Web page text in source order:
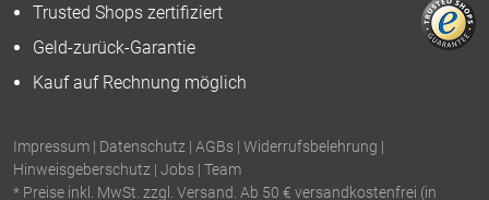
Trusted Shops zertifiziert
Geld-zurück-Garantie
Kauf auf Rechnung möglich
Impressum | Datenschutz | AGBs | Widerrufsbelehrung |
Hinweisgeberschutz | Jobs | Team
* Preise inkl. MwSt. zzgl. Versand. Ab 50 € versandkostenfrei (in